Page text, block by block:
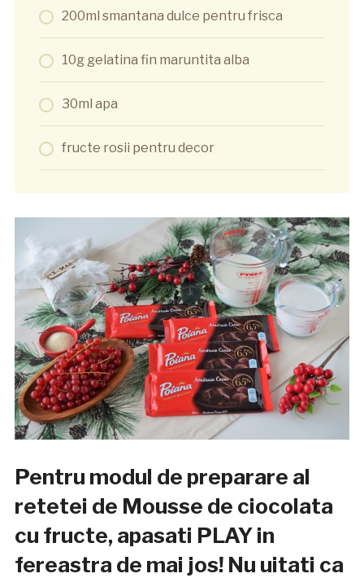
200ml smantana dulce pentru frisca
10g gelatina fin maruntita alba
30ml apa
fructe rosii pentru decor
Pentru modul de preparare al
retetei de Mousse de ciocolata
cu fructe, apasati PLAY in
fereastra de mai jos! Nu uitati ca